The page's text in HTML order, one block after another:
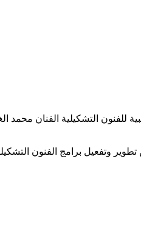
للفنون التشكيلية الفنان محمد
وتفعيل برامج الفنون